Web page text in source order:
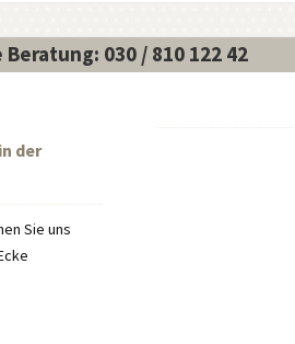
030 / 810 122 42
der
Sie uns